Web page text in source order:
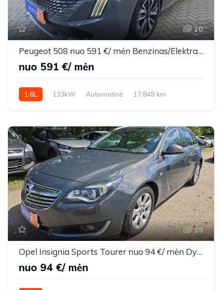
20
Peugeot 508 nuo 591 €/ mėn Benzinas/Elektra 2023m. Sedanas Automatinė
nuo 591 €/ mėn
1.6L 133kW Automatinė
17,848 km
19
Opel Insignia Sports Tourer nuo 94 €/ mėn Dyzelinas 2014m. Universalas Mechaninė
nuo 94 €/ mėn